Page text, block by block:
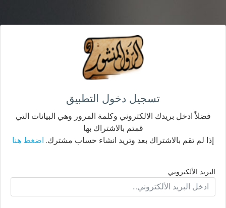
تسجيل دخول التطبيق
فضلاً ادخل بريدك الالكتروني وكلمة المرور وهي البيانات التي
قمتم بالاشتراك بها
إذا لم تقم بالاشتراك بعد وتريد انشاء حساب مشترك. اضغط هنا
البريد الألكتروني